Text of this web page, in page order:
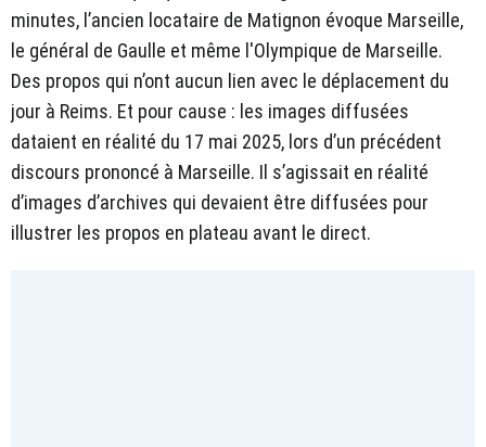
minutes, l’ancien locataire de Matignon évoque Marseille,
le général de Gaulle et même l'Olympique de Marseille.
Des propos qui n’ont aucun lien avec le déplacement du
jour à Reims. Et pour cause : les images diffusées
dataient en réalité du 17 mai 2025, lors d’un précédent
discours prononcé à Marseille. Il s’agissait en réalité
d’images d’archives qui devaient être diffusées pour
illustrer les propos en plateau avant le direct.